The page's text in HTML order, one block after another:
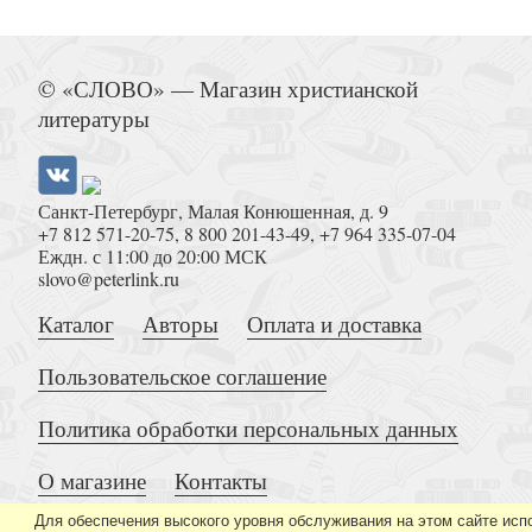
Собрание трудов равноапостольного
Т.6..Дневники
Собрание трудов равноапостольного Николая
Письма
© «СЛОВО» — Магазин христианской
литературы
Санкт-Петербург, Малая Конюшенная, д. 9
+7 812 571-20-75, 8 800 201-43-49, +7 964 335-07-04
Еждн. с 11:00 до 20:00 МСК
slovo@peterlink.ru
Каталог Авторы
Оплата и доставка
Пользовательское соглашение
Политика обработки персональных данных
О магазине
Контакты
Для обеспечения высокого уровня обслуживания на этом сайте